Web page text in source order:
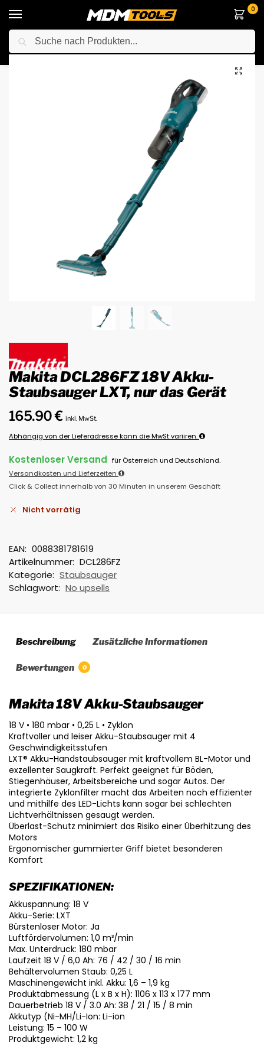
0
Startseite / Elektrowerkzeuge / Anderes Elektrowerkzeuge
Makita DCL286FZ 18V Akku-
Staubsauger LXT, nur das Gerät
165.90€ inkl. MwSt.
Abhängig von der Lieferadresse kann die MwSt variiren.
Kostenloser Versand für Österreich und Deutschland.
Versandkosten und Lieferzeiten
Click & Collect innerhalb von 30 Minuten in unserem Geschäft
Nicht vorrätig
EAN: 0088381781619
Artikelnummer: DCL286FZ
Kategorie: Staubsauger
Schlagwort: No upsells
Beschreibung Zusätzliche Informationen
Bewertungen 0
Makita 18V Akku-Staubsauger
18 V • 180 mbar • 0,25 L • Zyklon
Kraftvoller und leiser Akku-Staubsauger mit 4
Geschwindigkeitsstufen
LXT® Akku-Handstaubsauger mit kraftvollem BL-Motor und
exzellenter Saugkraft. Perfekt geeignet für Böden,
Stiegenhäuser, Arbeitsbereiche und sogar Autos. Der
integrierte Zyklonfilter macht das Arbeiten noch effizienter
und mithilfe des LED-Lichts kann sogar bei schlechten
Lichtverhältnissen gesaugt werden.
Überlast-Schutz minimiert das Risiko einer Überhitzung des
Motors
Ergonomischer gummierter Griff bietet besonderen
Komfort
SPEZIFIKATIONEN:
Akkuspannung: 18 V
Akku-Serie: LXT
Bürstenloser Motor: Ja
Luftfördervolumen: 1,0 m³/min
Max. Unterdruck: 180 mbar
Laufzeit 18 V / 6,0 Ah: 76 / 42 / 30 / 16 min
Behältervolumen Staub: 0,25 L
Maschinengewicht inkl. Akku: 1,6 – 1,9 kg
Produktabmessung (L x B x H): 1106 x 113 x 177 mm
Dauerbetrieb 18 V / 3.0 Ah: 38 / 21 / 15 / 8 min
Akkutyp (Ni-MH/Li-Ion: Li-ion
Leistung: 15 – 100 W
Produktgewicht: 1,2 kg